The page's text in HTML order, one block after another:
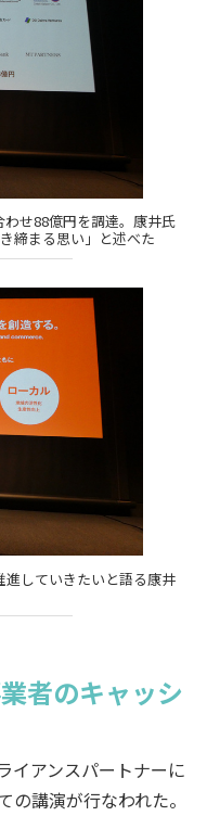
せ88億円を調達。康井氏
締まる思い」と述べた
していきたいと語る康井
者のキャッシ
イアンスパートナーに
講演が行なわれた。